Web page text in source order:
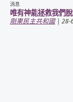
消息
唯有神能拯救我們
剛果民主共和國| 28-